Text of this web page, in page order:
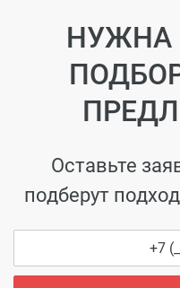
НУЖНА
Оставьте
подберут